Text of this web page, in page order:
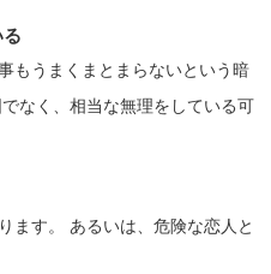
もうまくまとまらないという暗
なく、相当な無理をしている可
ます。
あるいは、危険な恋人と